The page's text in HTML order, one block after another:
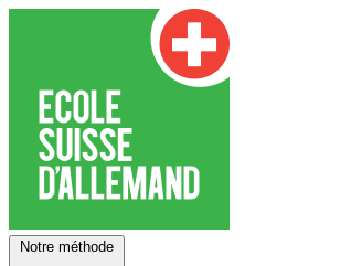
Notre méthode